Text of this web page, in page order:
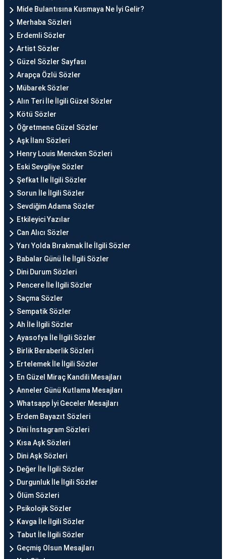
Mide Bulantısına Kusmaya Ne İyi Gelir?
Merhaba Sözleri
Erdemli Sözler
Artist Sözler
Güzel Sözler Sayfası
Arapça Özlü Sözler
Mübarek Sözler
Alın Teri İle İlgili Güzel Sözler
Kötü Sözler
Öğretmene Güzel Sözler
Aşk İlanı Sözleri
Henry Louis Mencken Sözleri
Eski Sevgiliye Sözler
Şefkat İle İlgili Sözler
Sorun İle İlgili Sözler
Sevdiğim Adama Sözler
Etkileyici Yazılar
Can Alıcı Sözler
Yarı Yolda Bırakmak İle İlgili Sözler
Babalar Günü İle İlgili Sözler
Dini Durum Sözleri
Pencere İle İlgili Sözler
Saçma Sözler
Sempatik Sözler
Ah İle İlgili Sözler
Ayasofya İle İlgili Sözler
Birlik Beraberlik Sözleri
Ertelemek İle İlgili Sözler
En Güzel Miraç Kandili Mesajları
Anneler Günü Kutlama Mesajları
Whatsapp İyi Geceler Mesajları
Erdem Bayazıt Sözleri
Dini İnstagram Sözleri
Kısa Aşk Sözleri
Dini Aşk Sözleri
Değer İle İlgili Sözler
Durgunluk İle İlgili Sözler
Ölüm Sözleri
Psikolojik Sözler
Kavga İle İlgili Sözler
Tabut İle İlgili Sözler
Geçmiş Olsun Mesajları